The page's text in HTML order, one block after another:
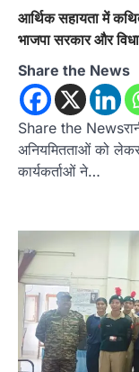
आर्थिक सहायता में
भाजपा सरकार और
Share the News
Share the
अनियमितताओं को
कार्यकर्ताओं ने…
3
4